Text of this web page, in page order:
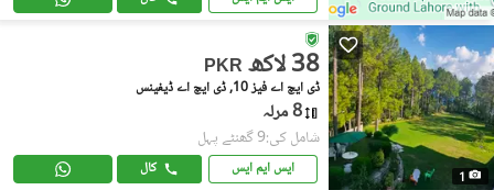
1
PKR 38 لاکھ
ڈی ایچ اے فیز 10, ڈی ایچ اے ڈیفینس
8 مرلہ
شامل کی:9 گھنٹے پہل
ایس ایم ایس کال